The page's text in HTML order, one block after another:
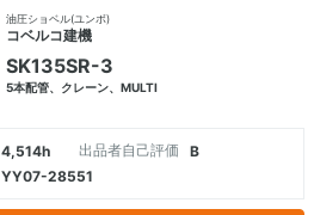
油圧ショベル(ユンボ)
コベルコ建機
SK135SR-3
5本配管、クレーン、MULTI
4,514h 出品者自己評価
B
YY07-28551